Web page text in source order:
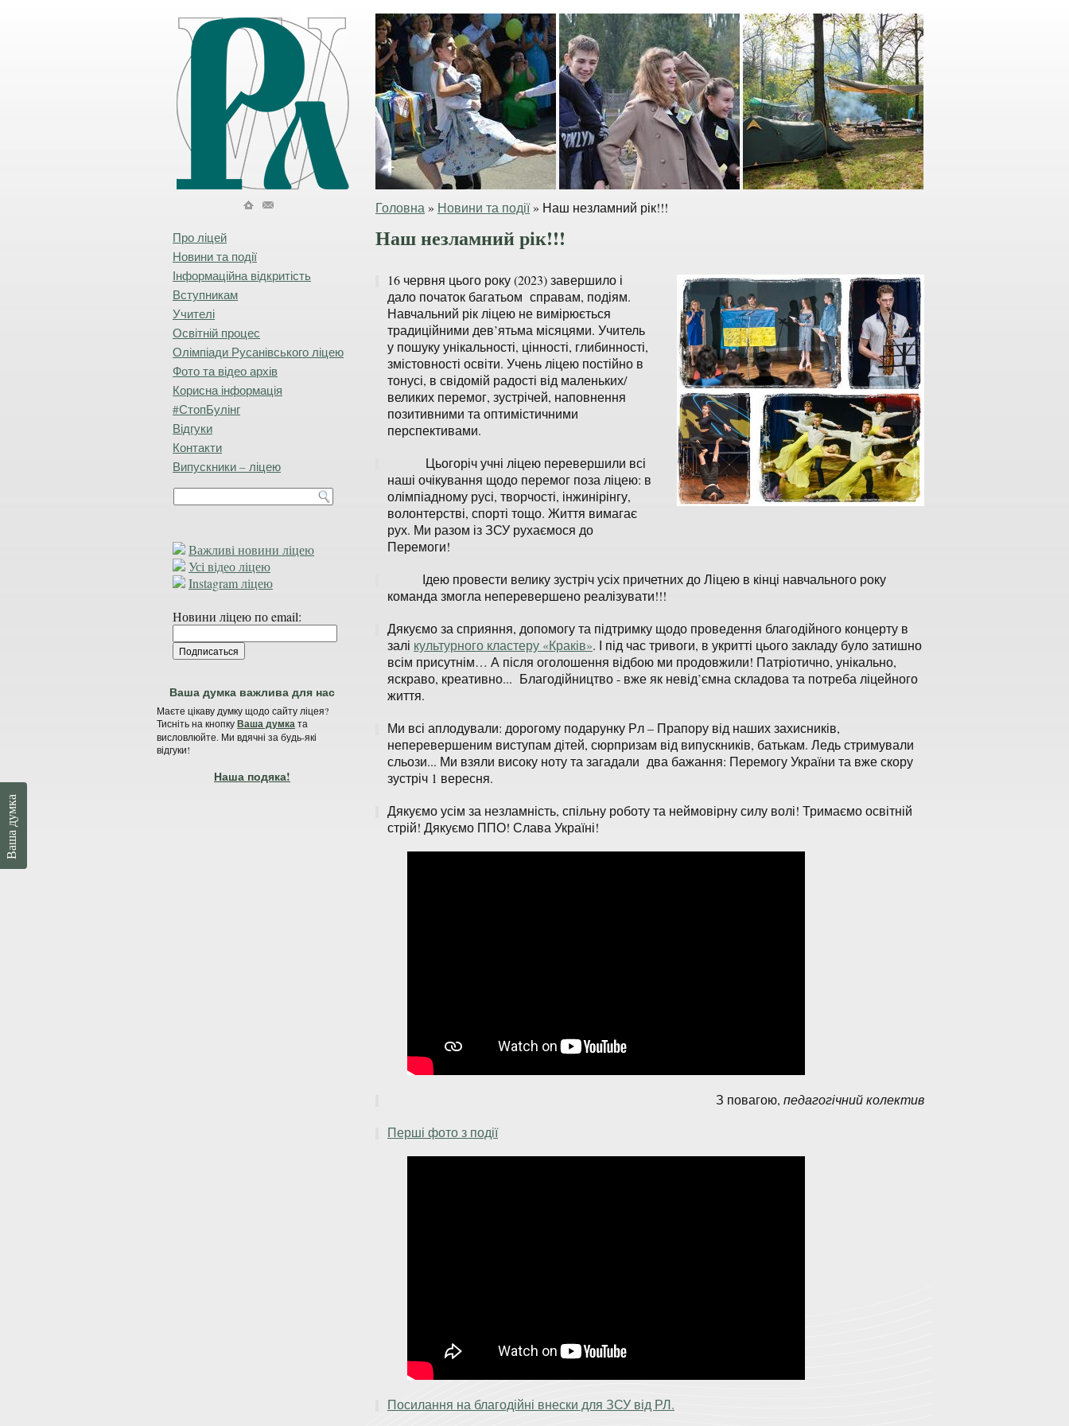
Головна » Новини та події» Наш незламний рік!!!
Про ліцей
Новини та події
Інформаційна відкритість
Вступникам
Учителі
Освітній процес
Олімпіади Русанівського ліцею
Фото та відео архів
Корисна інформація
#СтопБулінг
Відгуки
Контакти
Випускники – ліцею
Важливі новини ліцею
Усі відео ліцею
Instagram ліцею
Новини ліцею по email:
Ваша думка важлива для нас
Маєте цікаву думку щодо сайту ліцея?
Тисніть на кнопкуВаша думката
висловлюйте. Ми вдячні за будь-які
відгуки!
Наша подяка!
Наш незламний рік!!!
16 червня цього року (2023) завершило і
дало початок багатьом справам, подіям.
Навчальний рік ліцею не вимірюється
традиційними дев’ятьма місяцями. Учитель
у пошуку унікальності, цінності, глибинності,
змістовності освіти. Учень ліцею постійно в
тонусі, в свідомій радості від маленьких/
великих перемог, зустрічей, наповнення
позитивними та оптимістичними
перспективами.
Цьогоріч учні ліцею перевершили всі
наші очікування щодо перемог поза ліцею: в
олімпіадному русі, творчості, інжинірінгу,
волонтерстві, спорті тощо. Життя вимагає
рух. Ми разом із ЗСУ рухаємося до
Перемоги!
Ідею провести велику зустріч усіх причетних до Ліцею в кінці навчального року
команда змогла неперевершено реалізувати!!!
Дякуємо за сприяння, допомогу та підтримку щодо проведення благодійного концерту в
залі культурного кластеру «Краків». І під час тривоги, в укритті цього закладу було затишно
всім присутнім… А після оголошення відбою ми продовжили! Патріотично, унікально,
яскраво, креативно... Благодійництво - вже як невід’ємна складова та потреба ліцейного
життя.
Ми всі аплодували: дорогому подарунку Рл – Прапору від наших захисників,
неперевершеним виступам дітей, сюрпризам від випускників, батькам. Ледь стримували
сльози... Ми взяли високу ноту та загадали два бажання: Перемогу України та вже скору
зустріч 1 вересня.
Дякуємо усім за незламність, спільну роботу та неймовірну силу волі! Тримаємо освітній
стрій! Дякуємо ППО! Слава Україні!
З повагою, педагогічний колектив
Перші фото з події
Посилання на благодійні внески для ЗСУ від РЛ.
Ваша думка